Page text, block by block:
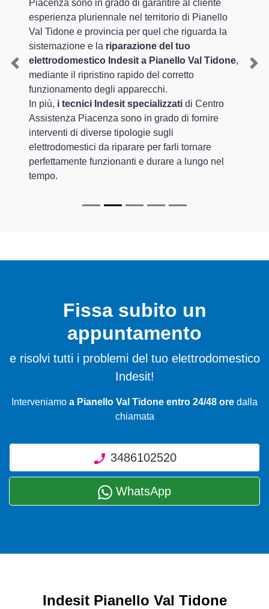
Piacenza sono in grado di garantire al cliente
esperienza pluriennale nel territorio di Pianello
Val Tidone e provincia per quel che riguarda la
sistemazione e la riparazione del tuo
elettrodomestico Indesit a Pianello Val Tidone,
mediante il ripristino rapido del corretto
funzionamento degli apparecchi.
In più, i tecnici Indesit specializzati di Centro
Assistenza Piacenza sono in grado di fornire
interventi di diverse tipologie sugli
elettrodomestici da riparare per farli tornare
perfettamente funzionanti e durare a lungo nel
tempo.
Previous
Fissa subito un
appuntamento
e risolvi tutti i problemi del tuo elettrodomestico
Indesit!
Interveniamo a Pianello Val Tidone entro 24/48 ore dalla
chiamata
3486102520
WhatsApp
Indesit Pianello Val Tidone